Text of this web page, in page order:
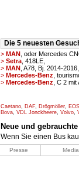
Die 5 neuesten
> MAN , oder Mercedes
> Setra , 418LE,
> MAN , A78, Bj. 2014-
> Mercedes-Benz ,
> Mercedes-Benz , C 2
Caetano, DAF, Drögmöller, EOS
Bova, VDL Jonckheere, Volvo,
Neue und
Wenn Sie einen Bus
Presse